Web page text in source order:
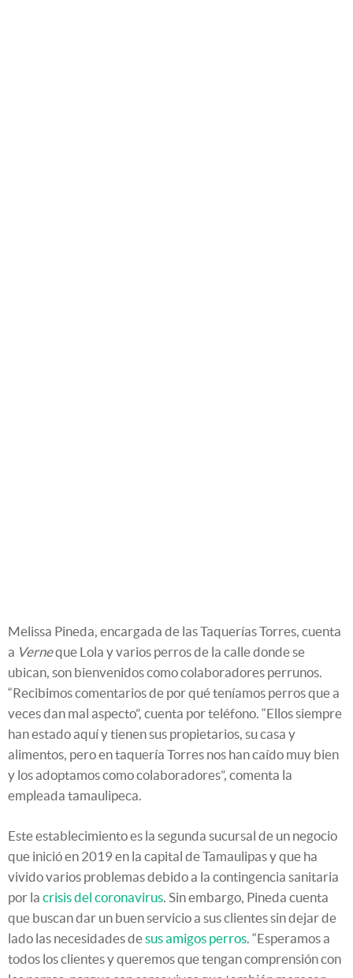
Melissa Pineda, encargada de las Taquerías Torres, cuenta
a Verneque Lola y varios perros de la calle donde se
ubican, son bienvenidos como colaboradores perrunos.
“Recibimos comentarios de por qué teníamos perros que a
veces dan mal aspecto”, cuenta por teléfono. “Ellos siempre
han estado aquí y tienen sus propietarios, su casa y
alimentos, pero en taquería Torres nos han caído muy bien
y los adoptamos como colaboradores”, comenta la
empleada tamaulipeca.
Este establecimiento es la segunda sucursal de un negocio
que inició en 2019 en la capital de Tamaulipas y que ha
vivido varios problemas debido a la contingencia sanitaria
por la crisis del coronavirus. Sin embargo, Pineda cuenta
que buscan dar un buen servicio a sus clientes sin dejar de
lado las necesidades desus amigos perros. “Esperamos a
todos los clientes y queremos que tengan comprensión con